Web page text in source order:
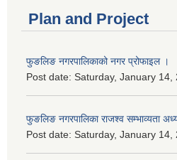
Plan and Project
फुङलिङ नगरपालिकाको नगर प्रोफाइल ।
Post date: Saturday, January 14,
फुङलिङ नगरपालिका राजश्व सम्भाव्यता
Post date: Saturday, January 14,